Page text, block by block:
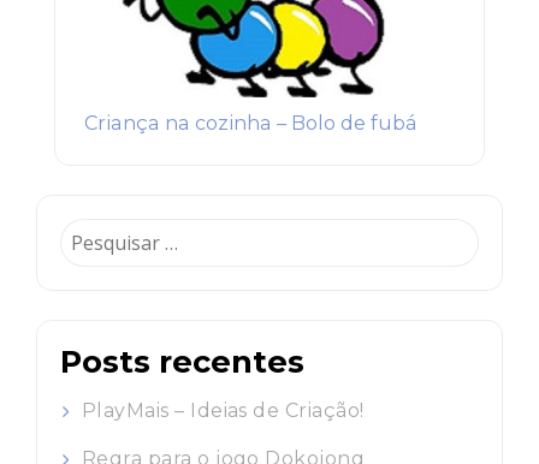
Criança na cozinha – Bolo de fubá
Pesquisar
Posts recentes
PlayMais – Ideias de Criação!
Regra para o jogo Dokojong